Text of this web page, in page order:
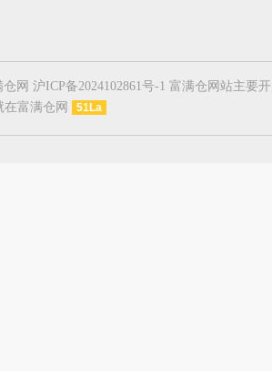
仓网 沪ICP备2024102861号-1 富满仓网站主
富满仓网
51La